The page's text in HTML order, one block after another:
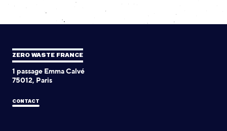
ZERO WASTE FRANCE
1 passage Emma Calvé
75012, Paris
CONTACT